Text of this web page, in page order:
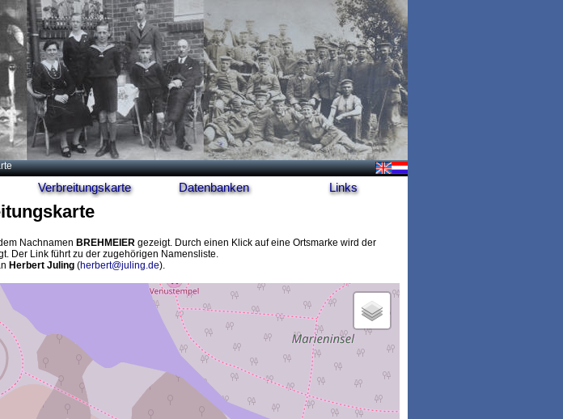
Verbreitungskarte Datenbanken Links
Nachnamen BREHMEIER gezeigt. Durch einen Klick auf eine Ortsmarke wird der
Der Link führt zu der zugehörigen Namensliste.
Herbert Juling (herbert@juling.de).